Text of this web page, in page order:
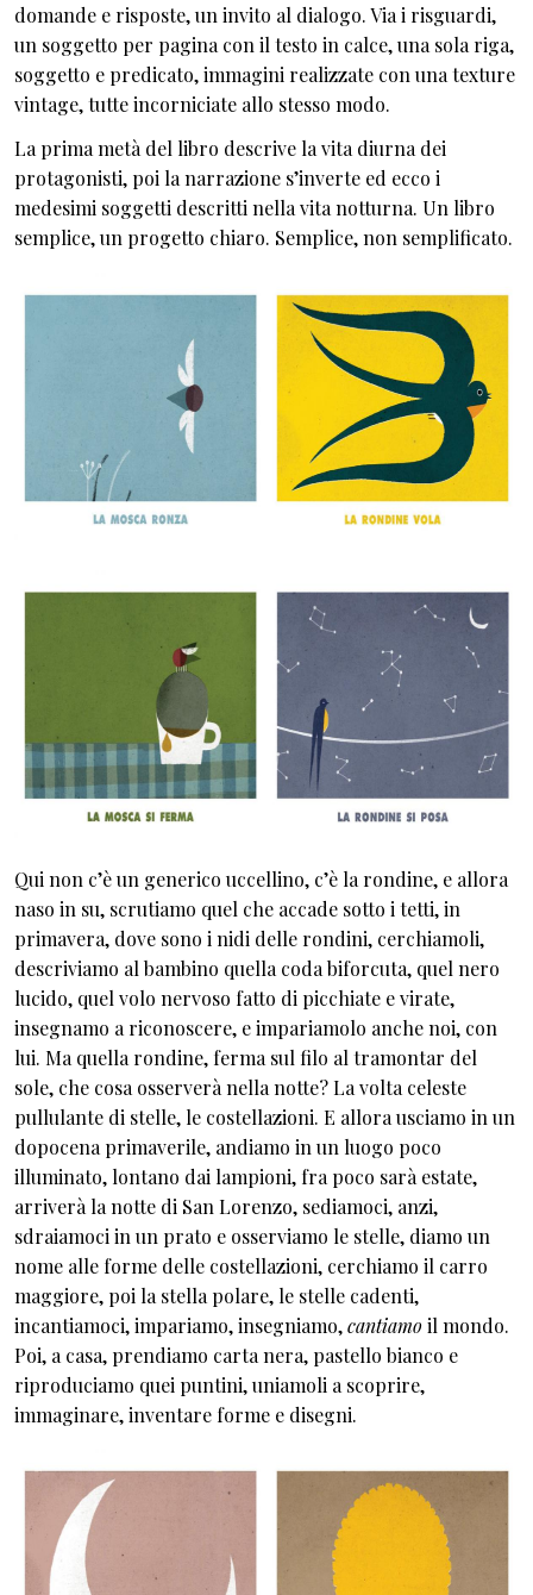
domande e risposte, un invito al dialogo. Via i risguardi,
un soggetto per pagina con il testo in calce, una sola riga,
soggetto e predicato, immagini realizzate con una texture
vintage, tutte incorniciate allo stesso modo.
La prima metà del libro descrive la vita diurna dei
protagonisti, poi la narrazione s’inverte ed ecco i
medesimi soggetti descritti nella vita notturna. Un libro
semplice, un progetto chiaro. Semplice, non semplificato.
Qui non c’è un generico uccellino, c’è la rondine, e allora
naso in su, scrutiamo quel che accade sotto i tetti, in
primavera, dove sono i nidi delle rondini, cerchiamoli,
descriviamo al bambino quella coda biforcuta, quel nero
lucido, quel volo nervoso fatto di picchiate e virate,
insegnamo a riconoscere, e impariamolo anche noi, con
lui. Ma quella rondine, ferma sul filo al tramontar del
sole, che cosa osserverà nella notte? La volta celeste
pullulante di stelle, le costellazioni. E allora usciamo in un
dopocena primaverile, andiamo in un luogo poco
illuminato, lontano dai lampioni, fra poco sarà estate,
arriverà la notte di San Lorenzo, sediamoci, anzi,
sdraiamoci in un prato e osserviamo le stelle, diamo un
nome alle forme delle costellazioni, cerchiamo il carro
maggiore, poi la stella polare, le stelle cadenti,
incantiamoci, impariamo, insegniamo,cantiamoil mondo.
Poi, a casa, prendiamo carta nera, pastello bianco e
riproduciamo quei puntini, uniamoli a scoprire,
immaginare, inventare forme e disegni.